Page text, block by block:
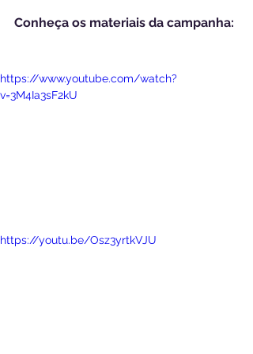
Conheça os materiais da campanha:
https://www.youtube.com/watch?
v=3M4Ia3sF2kU
https://youtu.be/Osz3yrtkVJU